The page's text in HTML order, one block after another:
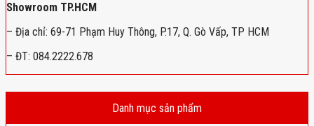
Showroom TP.HCM
– Địa chỉ: 69-71 Phạm Huy Thông, P.17, Q. Gò Vấp, TP HCM
– ĐT: 084.2222.678
Danh mục sản phẩm